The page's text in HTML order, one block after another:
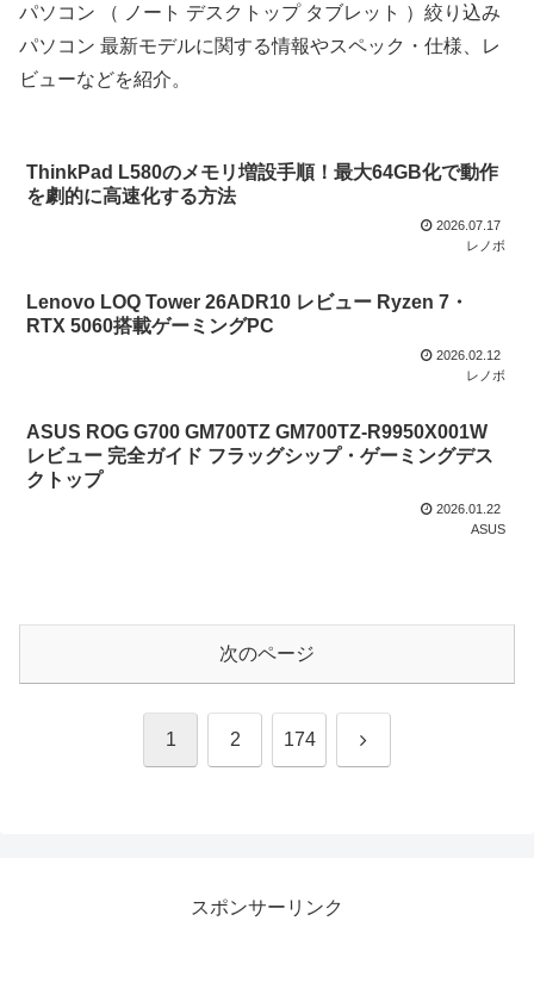
パソコン （ ノート デスクトップ タブレット ）絞り込み
パソコン 最新モデルに関する情報やスペック・仕様、レ
ビューなどを紹介。
ThinkPad L580のメモリ増設手順！最大64GB化で動作
を劇的に高速化する方法
2026.07.17
レノボ
Lenovo LOQ Tower 26ADR10 レビュー Ryzen 7・
RTX 5060搭載ゲーミングPC
2026.02.12
レノボ
ASUS ROG G700 GM700TZ GM700TZ-R9950X001W
レビュー 完全ガイド フラッグシップ・ゲーミングデス
クトップ
2026.01.22
ASUS
次のページ
1 2 174 次
スポンサーリンク